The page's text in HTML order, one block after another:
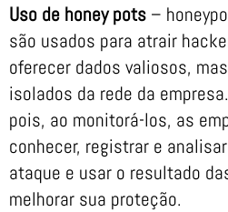
Uso de honey pots –
são usados para atrair
oferecer dados valiosos,
isolados da rede da
pois, ao monitorá-los, as
conhecer, registrar e
ataque e usar o resultado
melhorar sua proteção.